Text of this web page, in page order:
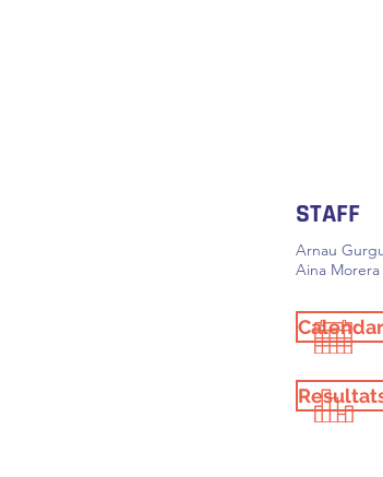
STAFF
Arnau
Aina Morera